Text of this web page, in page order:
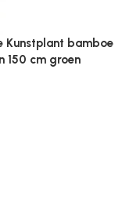
Kunstplant met pot
groen